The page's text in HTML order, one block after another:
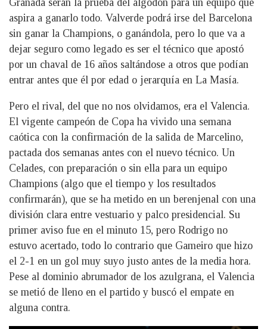
Granada serán la prueba del algodón para un equipo que
aspira a ganarlo todo. Valverde podrá irse del Barcelona
sin ganar la Champions, o ganándola, pero lo que va a
dejar seguro como legado es ser el técnico que apostó
por un chaval de 16 años saltándose a otros que podían
entrar antes que él por edad o jerarquía en La Masía.
Pero el rival, del que no nos olvidamos, era el Valencia.
El vigente campeón de Copa ha vivido una semana
caótica con la confirmación de la salida de Marcelino,
pactada dos semanas antes con el nuevo técnico. Un
Celades, con preparación o sin ella para un equipo
Champions (algo que el tiempo y los resultados
confirmarán), que se ha metido en un berenjenal con una
división clara entre vestuario y palco presidencial. Su
primer aviso fue en el minuto 15, pero Rodrigo no
estuvo acertado, todo lo contrario que Gameiro que hizo
el 2-1 en un gol muy suyo justo antes de la media hora.
Pese al dominio abrumador de los azulgrana, el Valencia
se metió de lleno en el partido y buscó el empate en
alguna contra.